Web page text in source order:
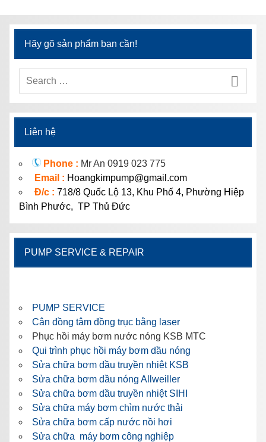
Hãy gõ sản phẩm bạn cần!
Liên hệ
Phone : Mr An 0919 023 775
Email : Hoangkimpump@gmail.com
Đ/c : 718/8 Quốc Lộ 13, Khu Phố 4, Phường Hiệp
Bình Phước, TP Thủ Đức
PUMP SERVICE & REPAIR
PUMP SERVICE
Cân đồng tâm đồng trục bằng laser
Phục hồi máy bơm nước nóng KSB MTC
Qui trình phục hồi máy bơm dầu nóng
Sửa chữa bơm dầu truyền nhiệt KSB
Sửa chữa bơm dầu nóng Allweiller
Sửa chữa bơm dầu truyền nhiệt SIHI
Sửa chữa máy bơm chìm nước thải
Sửa chữa bơm cấp nước nồi hơi
Sửa chữa máy bơm công nghiệp